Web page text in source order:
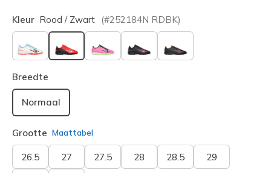
Kleur Rood / Zwart (#252184N RDBK)
geselecteerd
Breedte
Normaal
Grootte Maattabel
26.5 27 27.5 28 28.5 29